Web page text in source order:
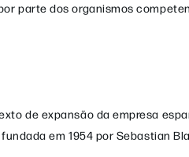
parte dos organismos
de expansão da empresa
em 1954 por Sebastian